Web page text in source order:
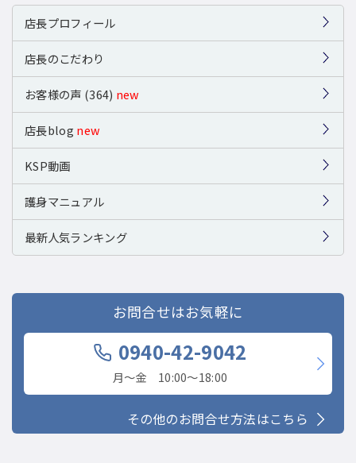
店長プロフィール
店長のこだわり
お客様の声 (364) new
店長blog new
KSP動画
護身マニュアル
最新人気ランキング
お問合せはお気軽に
0940-42-9042
月〜金 10:00〜18:00
その他のお問合せ方法はこちら